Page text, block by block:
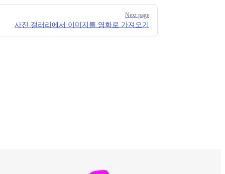
Next page
사진 갤러리에서 이미지를 영화로 가져오기